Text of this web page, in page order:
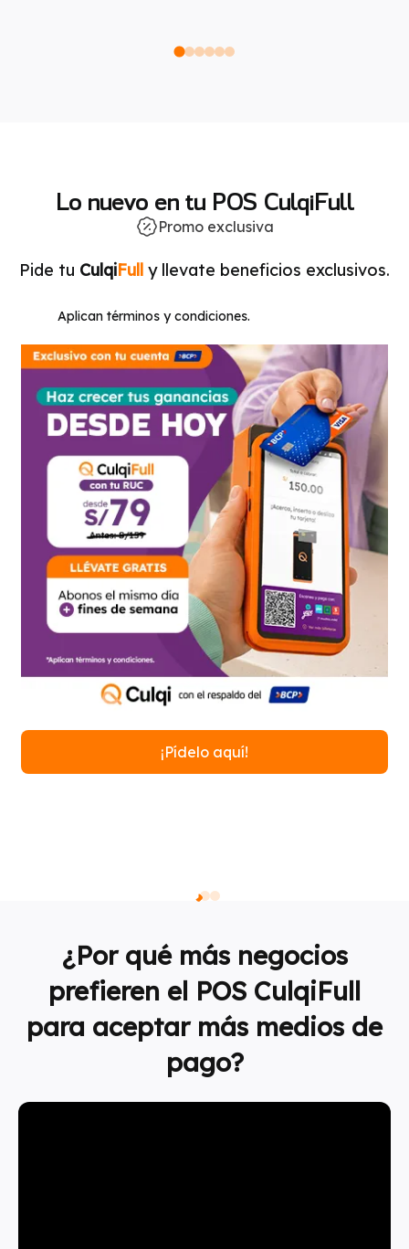
Lo nuevo en tu POS CulqiFull
Promo exclusiva
Pide tu CulqiFull y llevate beneficios exclusivos.
Aplican términos y condiciones.
¡Pídelo aquí!
¿Por qué más negocios
prefieren el POS CulqiFull
para aceptar más medios de
pago?